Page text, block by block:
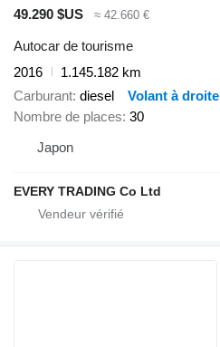
49.290 $US
≈ 42.660 €
Autocar de tourisme
2016
1.145.182 km
Carburant diesel Volant à droite
Nombre de places 30
Japon
EVERY TRADING Co Ltd